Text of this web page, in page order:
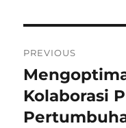
navigation
PREVIOUS
Previous
post:
Kolaborasi